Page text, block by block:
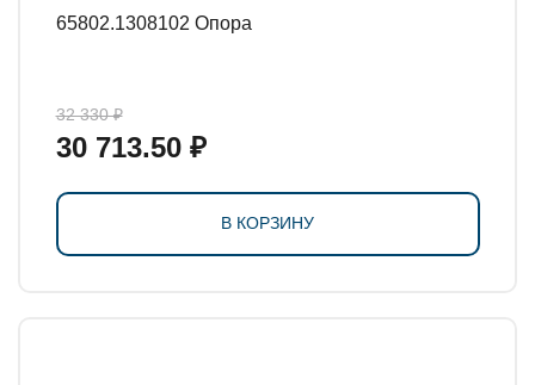
65802.1308102 Опора
32 330 ₽
30 713.50 ₽
В КОРЗИНУ